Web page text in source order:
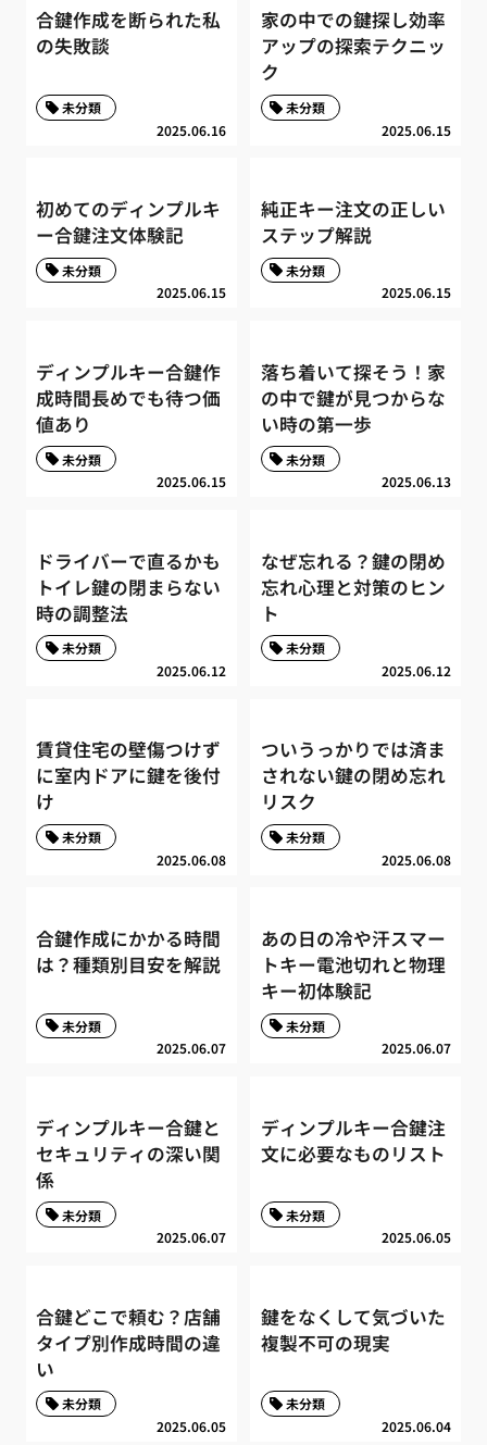
合鍵作成を断られた私
の失敗談
2025.06.16
未分類
家の中での鍵探し効率
アップの探索テクニッ
ク
2025.06.15
未分類
初めてのディンプルキ
ー合鍵注文体験記
2025.06.15
未分類
純正キー注文の正しい
ステップ解説
2025.06.15
未分類
ディンプルキー合鍵作
成時間長めでも待つ価
値あり
2025.06.15
未分類
落ち着いて探そう！家
の中で鍵が見つからな
い時の第一歩
2025.06.13
未分類
ドライバーで直るかも
トイレ鍵の閉まらない
時の調整法
2025.06.12
未分類
なぜ忘れる？鍵の閉め
忘れ心理と対策のヒン
ト
2025.06.12
未分類
賃貸住宅の壁傷つけず
に室内ドアに鍵を後付
け
2025.06.08
未分類
ついうっかりでは済ま
されない鍵の閉め忘れ
リスク
2025.06.08
未分類
合鍵作成にかかる時間
は？種類別目安を解説
2025.06.07
未分類
あの日の冷や汗スマー
トキー電池切れと物理
キー初体験記
2025.06.07
未分類
ディンプルキー合鍵と
セキュリティの深い関
係
2025.06.07
未分類
ディンプルキー合鍵注
文に必要なものリスト
2025.06.05
未分類
合鍵どこで頼む？店舗
タイプ別作成時間の違
い
2025.06.05
未分類
鍵をなくして気づいた
複製不可の現実
2025.06.04
未分類